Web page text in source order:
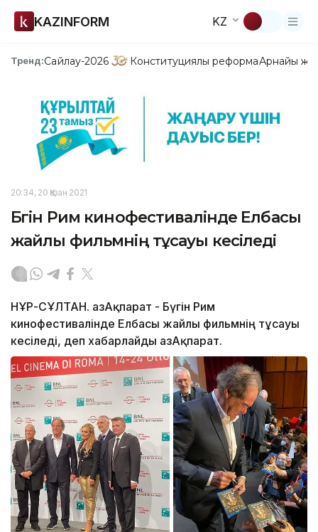
KAZINFORM KZ
Тренд:Сайлау-2026 Конституциялық реформаАрнайы
20:34, 20 Қазан 2021
Бүгін Рим кинофестивалінде Елбасы
жайлы фильмнің тұсауы кесіледі
НҰР-СҰЛТАН. ҚазАқпарат - Бүгін Рим
кинофестивалінде Елбасы жайлы фильмнің тұсауы
кесіледі, деп хабарлайды ҚазАқпарат.